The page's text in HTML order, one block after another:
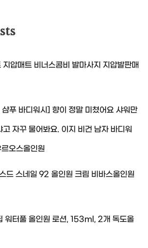
압매트 비너스콤비 발마사지 지압발판매
푸 바디워시] 향이 정말 미쳤어요 샤워만
자꾸 물어봐요. 이지 비건 남자 바디워
오스올인원
드 스네일 92 올인원 크림 비바스올인원
워터풀 올인원 로션, 153ml, 2개 독도올